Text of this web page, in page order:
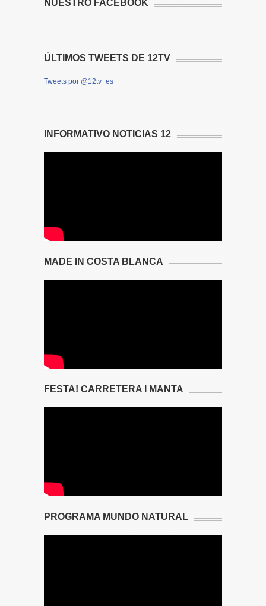
NUESTRO FACEBOOK
ÚLTIMOS TWEETS DE 12TV
Tweets por @12tv_es
INFORMATIVO NOTICIAS 12
MADE IN COSTA BLANCA
FESTA! CARRETERA I MANTA
PROGRAMA MUNDO NATURAL